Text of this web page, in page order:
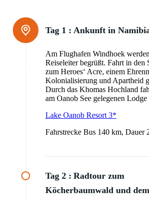
Tag 1 : Ankunft in
Am Flughafen Windhoek
Reiseleiter begrüßt. Fahrt in den
zum Heroes‘ Acre, einem
Kolonialisierung und Apartheid
Durch das Khomas Hochland
am Oanob See gelegenen
Lake Oanob Resort 3*
Fahrstrecke Bus 140 km, Dauer
Tag 2 : Radtour zum
Köcherbaumwald und